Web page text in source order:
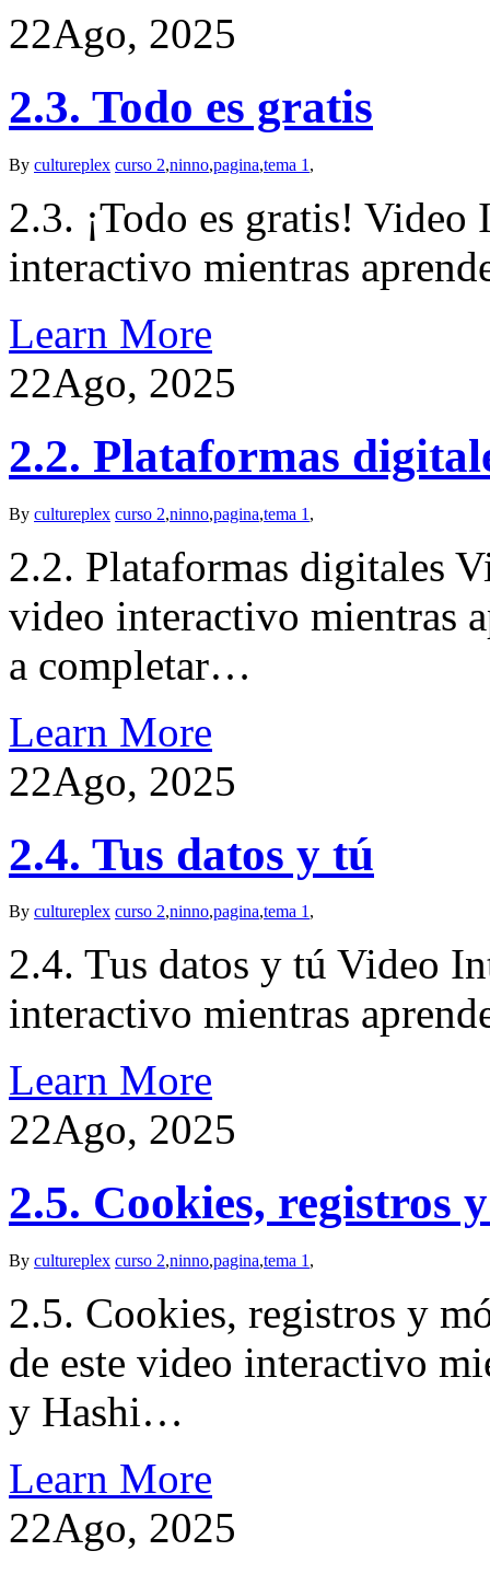
22Ago, 2025
2.3. Todo es gratis
By cultureplex curso 2,ninno,pagina,tema 1 ,
2.3. ¡Todo es gratis!
interactivo mientras
Learn More
22Ago, 2025
2.2. Plataformas
By cultureplex curso 2,ninno,pagina,tema 1 ,
2.2. Plataformas digitales
video interactivo mientras
a completar…
Learn More
22Ago, 2025
2.4. Tus datos y tú
By cultureplex curso 2,ninno,pagina,tema 1,
2.4. Tus datos y tú Video
interactivo mientras
Learn More
22Ago, 2025
2.5. Cookies, registros
By cultureplex curso 2,ninno,pagina,tema 1 ,
2.5. Cookies, registros y
de este video interactivo
y Hashi…
Learn More
22Ago, 2025